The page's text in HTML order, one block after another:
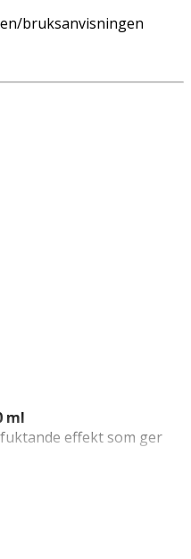
bruksanvisningen
ml
effekt som ger
återfuktande
jämn solbrun färg med
Lotionen är enkel
huden. Milt parfymerad